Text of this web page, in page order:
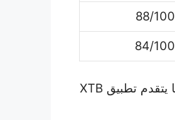
88/100
84/100
لأن TradingView قد يكون أفضل من الجميع في الشارت، وMT5 قد يكون الأنسب لمتداول فني خبير، بينما يتقدم تطبيق XTB